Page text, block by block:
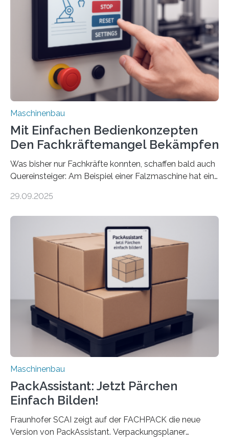
Maschinenbau
Mit Einfachen Bedienkonzepten
Den Fachkräftemangel Bekämpfen
Was bisher nur Fachkräfte konnten, schaffen bald auch
Quereinsteiger: Am Beispiel einer Falzmaschine hat ein
Mensch-Maschine-Schnittstelle so sehr vereinfacht,
Die zugrunde liegende Methodik lässt sich auf alle
anderen Maschinen übertragen. Eine Falzmaschine
umzurüsten ist ein Job für echte Profis. Eine solche
Maschine faltet in Druckereien Broschüren, Prospekte,
Landkarten und vieles mehr – mehrere Zehntausend
Exemplare pro Stunde. Je nach Maschinentyp und
Auftrag kann das Umrüsten…
29.09.2025
Maschinenbau
PackAssistant: Jetzt Pärchen
Einfach Bilden!
Fraunhofer SCAI zeigt auf der FACHPACK die neue
Version von PackAssistant. Verpackungsplaner